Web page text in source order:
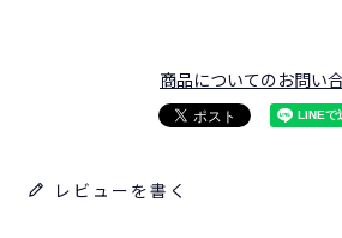
商品についてのお問い
レビューを書く